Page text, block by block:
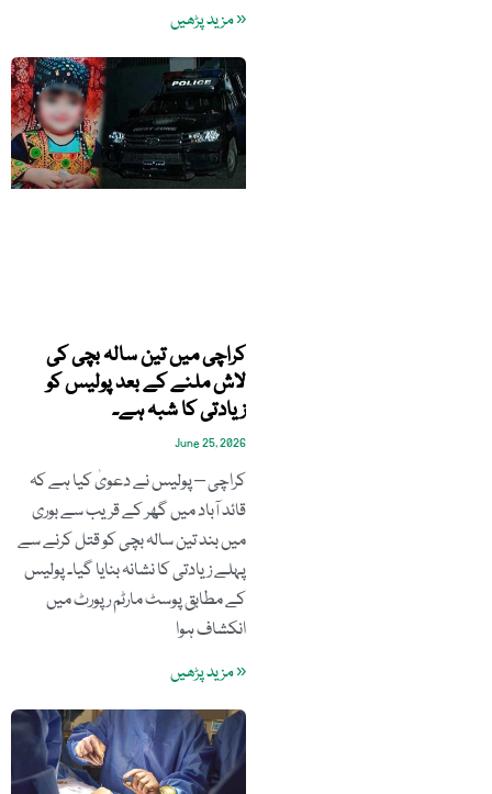
« مزید پڑھیں
کراچی میں تین سالہ بچی کی
لاش ملنے کے بعد پولیس کو
زیادتی کا شبہ ہے۔
June 25, 2026
کراچی – پولیس نے دعویٰ کیا ہے کہ
قائد آباد میں گھر کے قریب سے بوری
میں بند تین سالہ بچی کو قتل کرنے سے
پہلے زیادتی کا نشانہ بنایا گیا۔ پولیس
کے مطابق پوسٹ مارٹم رپورٹ میں
انکشاف ہوا
« مزید پڑھیں